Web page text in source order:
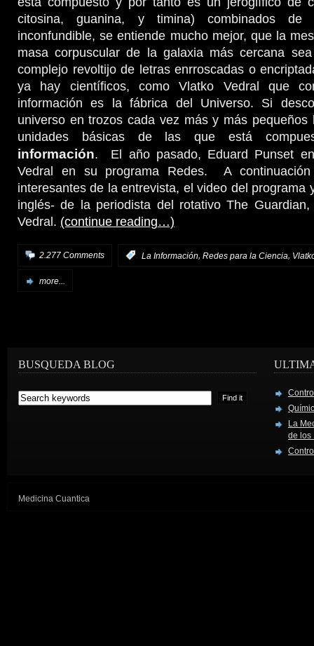
citosina, guanina, y timina) combinados
inconfundible, se entiende mucho mejor, que la
masa corpuscular de la galaxia más cercana
complejo revoltijo de letras enrroscadas o
ya hay científicos, como Vlatko Vedral que
información es la fábrica del Universo. Si
universo en trozos cada vez más y más pequeños
unidades básicas de las que está
información. El año pasado, Eduard Punset
Vedral en su programa Redes. A
interesantes de la entrevista, el video del programa
inglés- de la periodista del rotativo The
Vedral. (continue reading…)
2.277 Comments La Información Redes para la Ciencia
more...
BUSQUEDA BLOG
La
de los
Medicina Cuantica